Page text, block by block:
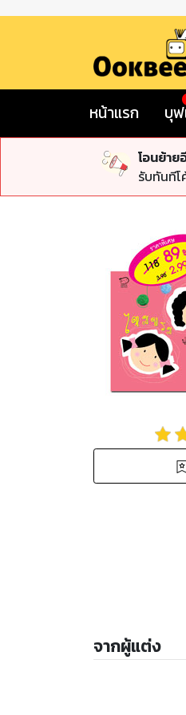
หน้าแรก บุ
โอนย้าย
รับทันที
จากผู้แต่ง